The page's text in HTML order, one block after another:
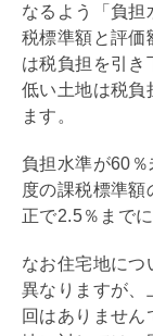
なるよう「負担
税標準額と評価
は税負担を引き
低い土地は税負
ます。
負担水準が60
度の課税標準
正で2.5％まで
なお住宅地につ
異なりますが、
回はありません